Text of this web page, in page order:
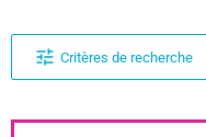
Critères de recherche